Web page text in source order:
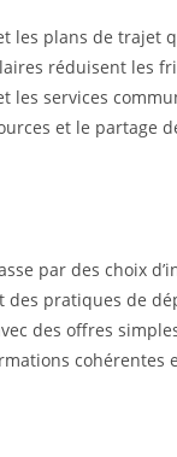
les plans de trajet
réduisent les
les services
et le partage
par des choix
pratiques de
des offres
cohérentes